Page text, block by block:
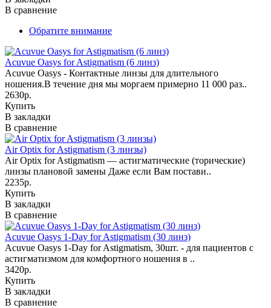
В сравнение
Обратите внимание
Acuvue Oasys for Astigmatism (6 линз)
Acuvue Oasys - Контактные линзы для длительного
ношения.В течение дня мы моргаем примерно 11 000 раз..
2630р.
Купить
В закладки
В сравнение
Air Optix for Astigmatism (3 линзы)
Air Optix for Astigmatism — астигматические (торические)
линзы плановой замены Даже если Вам постави..
2235р.
Купить
В закладки
В сравнение
Acuvue Oasys 1-Day for Astigmatism (30 линз)
Acuvue Oasys 1-Day for Astigmatism, 30шт. - для пациентов с
астигматизмом для комфортного ношения в ..
3420р.
Купить
В закладки
В сравнение